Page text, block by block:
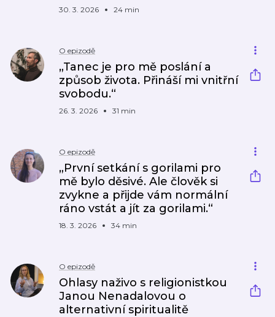
30. 3. 2026 24 min
O epizodě
„Tanec je pro mě poslání a
způsob života. Přináší mi vnitřní
svobodu.“
26. 3. 2026 31 min
O epizodě
„První setkání s gorilami pro
mě bylo děsivé. Ale člověk si
zvykne a přijde vám normální
ráno vstát a jít za gorilami.“
18. 3. 2026 34 min
O epizodě
Ohlasy naživo s religionistkou
Janou Nenadalovou o
alternativní spiritualitě